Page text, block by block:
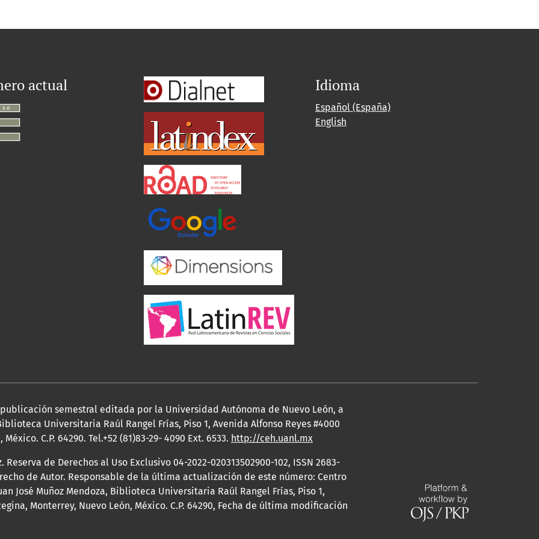
actual Idioma
Español (España)
English
semestral editada por la Universidad Autónoma de Nuevo León, a
Universitaria Raúl Rangel Frías, Piso 1, Avenida Alfonso Reyes #4000
C.P. 64290. Tel.+52 (81)83-29- 4090 Ext. 6533. http://ceh.uanl.mx
de Derechos al Uso Exclusivo 04-2022-020313502900-102, ISSN 2683-
de Autor. Responsable de la última actualización de este número: Centro
José Muñoz Mendoza, Biblioteca Universitaria Raúl Rangel Frías, Piso 1,
Monterrey, Nuevo León, México. C.P. 64290, Fecha de última modificación